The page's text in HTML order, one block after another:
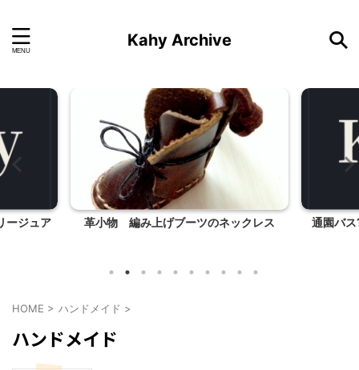
Kahy Archive
ージュア 革小物 編み上げブーツのネックレス 通園バ
HOME > ハンドメイド >
ハンドメイド